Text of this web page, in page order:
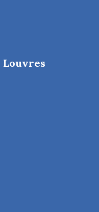
Louvres